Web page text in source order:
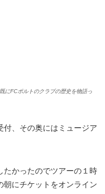
にFCポルトのクラブの歴史を物語っ
付、その奥にはミュージア
たかったのでツアーの１時
朝にチケットをオンライン